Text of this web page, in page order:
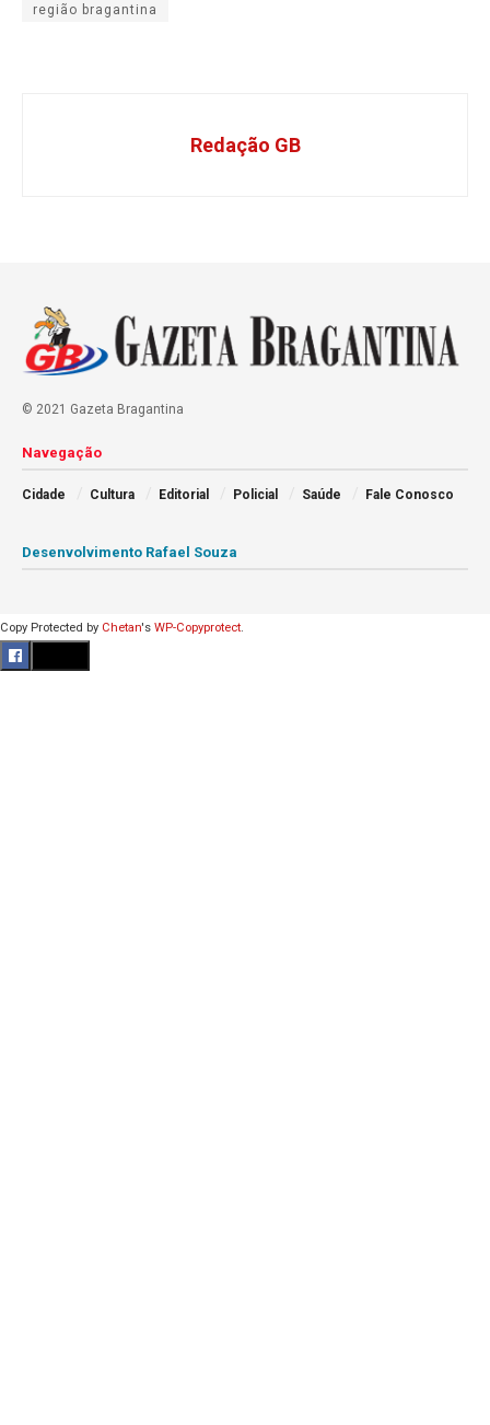
região bragantina
Redação GB
© 2021 Gazeta Bragantina
Navegação
Cidade Cultura Editorial Policial Saúde Fale Conosco
Desenvolvimento Rafael Souza
Copy Protected by Chetan's WP-Copyprotect.